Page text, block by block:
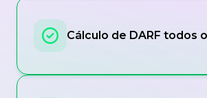
Cálculo de DARF todos